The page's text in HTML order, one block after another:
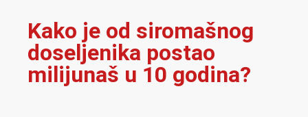
Kako je od siromašnog
doseljenika postao
milijunaš u 10 godina?